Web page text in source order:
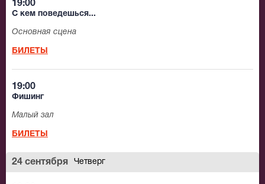
19:00
С кем поведешься...
Основная сцена
БИЛЕТЫ
19:00
Фишинг
Малый зал
БИЛЕТЫ
24 сентября Четверг